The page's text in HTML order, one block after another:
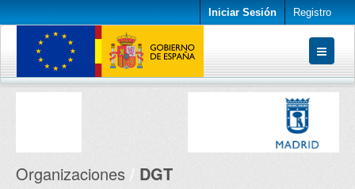
Iniciar Sesión Registro
Conjuntos de datos
Organizaciones DGT